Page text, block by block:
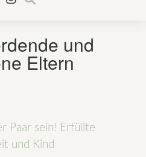
und
Eltern
Paar sein! Erfüllte
und Kind